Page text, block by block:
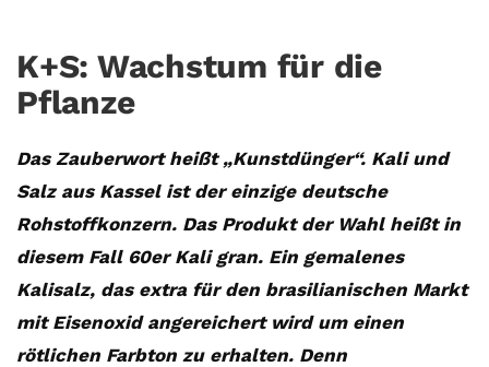
K+S: Wachstum für die
Pflanze
Das Zauberwort heißt „Kunstdünger“. Kali und
Salz aus Kassel ist der einzige deutsche
Rohstoffkonzern. Das Produkt der Wahl heißt in
diesem Fall 60er Kali gran. Ein gemalenes
Kalisalz, das extra für den brasilianischen Markt
mit Eisenoxid angereichert wird um einen
rötlichen Farbton zu erhalten. Denn